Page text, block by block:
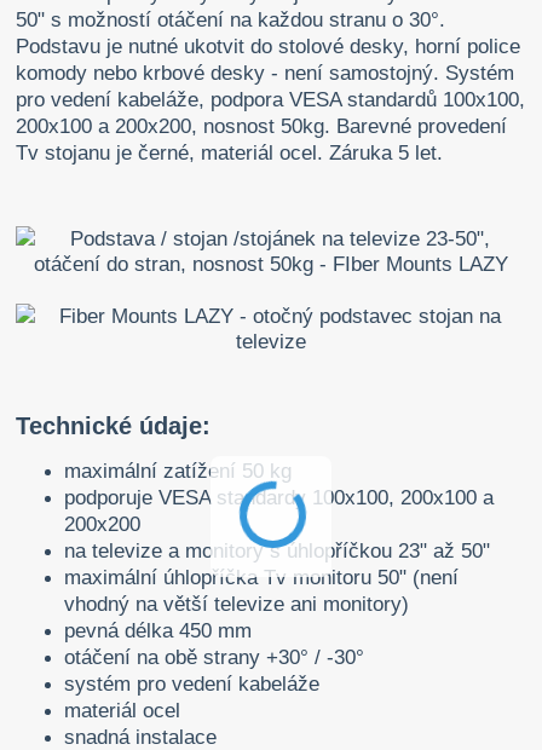
50" s možností otáčení na každou stranu o 30°.
Podstavu je nutné ukotvit do stolové desky, horní police
komody nebo krbové desky - není samostojný. Systém
pro vedení kabeláže, podpora VESA standardů 100x100,
200x100 a 200x200, nosnost 50kg. Barevné provedení
Tv stojanu je černé, materiál ocel. Záruka 5 let.
Technické údaje:
maximální zatížení 50 kg
podporuje VESA standardy 100x100, 200x100 a
200x200
na televize a monitory s úhlopříčkou 23" až 50"
maximální úhlopříčka Tv monitoru 50" (není
vhodný na větší televize ani monitory)
pevná délka 450 mm
otáčení na obě strany +30° / -30°
systém pro vedení kabeláže
materiál ocel
snadná instalace